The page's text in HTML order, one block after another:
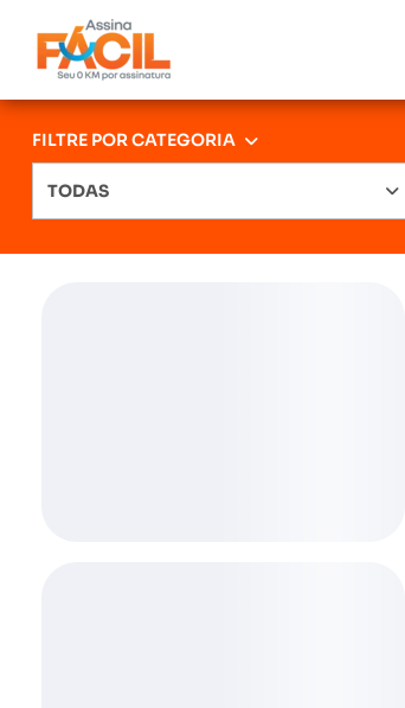
FILTRE POR CATEGORIA
TODAS